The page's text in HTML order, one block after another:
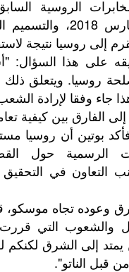
الروسية
سولزبوري
إلى روسيا نتيجة
على هذا السؤال:
روسيا. ويتعلق ذلك
جاء وفقا لإرادة
الفارق بين كيفية
بوتين أن روسيا
الرسمية حول
التعاون في
وعوده تجاه
والشعوب التي
يمتد إلى الشرق
قبل الناتو".